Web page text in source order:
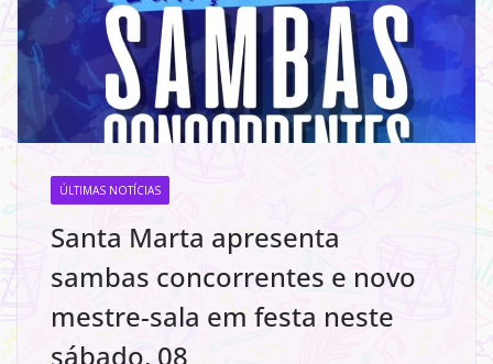
ÚLTIMAS NOTÍCIAS
Santa Marta apresenta
sambas concorrentes e novo
mestre-sala em festa neste
sábado, 08